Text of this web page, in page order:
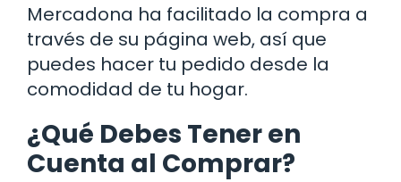
Mercadona ha facilitado la compra a
través de su página web, así que
puedes hacer tu pedido desde la
comodidad de tu hogar.
¿Qué Debes Tener en
Cuenta al Comprar?